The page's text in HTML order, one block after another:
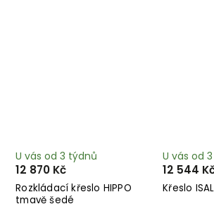
Rozkládací křeslo HIPPO
tmavě šedé
U vás od 3 týdnů
12 870 Kč
Křeslo
U vás od
12 544